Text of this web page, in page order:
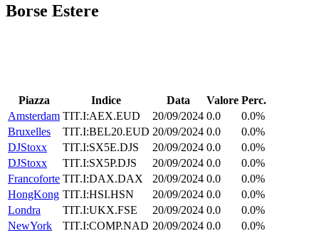
Borse Estere
Piazza Indice Data Valore Perc.
Amsterdam TIT.I:AEX.EUD 20/09/2024 0.0
0.0%
Bruxelles
TIT.I:BEL20.EUD 20/09/2024 0.0
0.0%
DJStoxx
TIT.I:SX5E.DJS 20/09/2024 0.0
0.0%
DJStoxx
TIT.I:SX5P.DJS 20/09/2024 0.0
0.0%
Francoforte TIT.I:DAX.DAX 20/09/2024 0.0
0.0%
HongKong TIT.I:HSI.HSN 20/09/2024 0.0
0.0%
Londra
TIT.I:UKX.FSE 20/09/2024 0.0
0.0%
NewYork
TIT.I:COMP.NAD 20/09/2024 0.0
0.0%